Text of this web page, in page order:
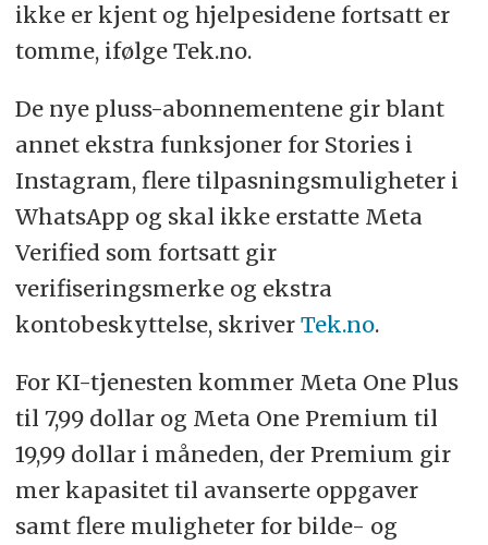
ikke er kjent og hjelpesidene fortsatt er
tomme, ifølge Tek.no.
De nye pluss-abonnementene gir blant
annet ekstra funksjoner for Stories i
Instagram, flere tilpasningsmuligheter i
WhatsApp og skal ikke erstatte Meta
Verified som fortsatt gir
verifiseringsmerke og ekstra
kontobeskyttelse, skriver Tek.no.
For KI-tjenesten kommer Meta One Plus
til 7,99 dollar og Meta One Premium til
19,99 dollar i måneden, der Premium gir
mer kapasitet til avanserte oppgaver
samt flere muligheter for bilde- og